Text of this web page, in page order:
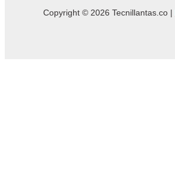
Copyright © 2026 Tecnillantas.co |